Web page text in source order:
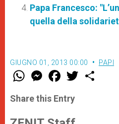
Papa Francesco:
quella della
GIUGNO 01, 2013 00:00 PAPI
W
t
s
p
M
e
s
e
g
F
a
e
b
o
w
Share this Entry